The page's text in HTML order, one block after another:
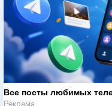
Все посты любимых
Реклама